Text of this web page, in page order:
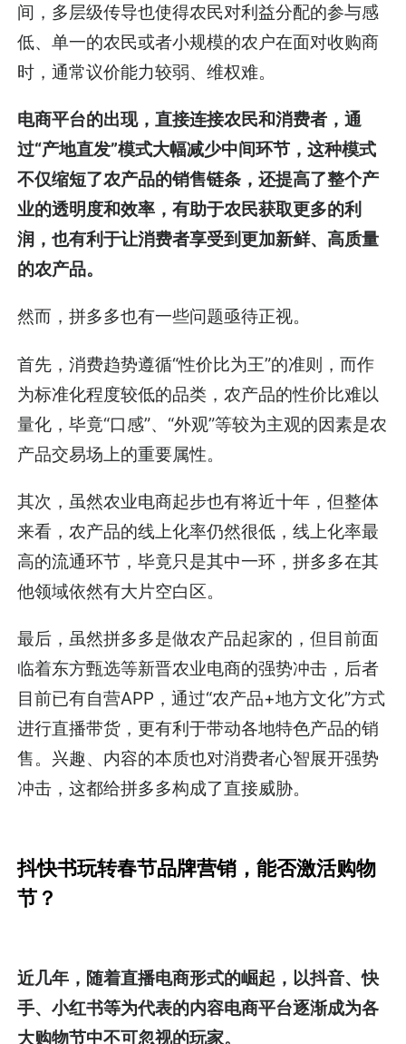
间，多层级传导也使得农民对利益分配的参与感
低、单一的农民或者小规模的农户在面对收购商
时，通常议价能力较弱、维权难。
电商平台的出现，直接连接农民和消费者，通
过“产地直发”模式大幅减少中间环节，这种模式
不仅缩短了农产品的销售链条，还提高了整个产
业的透明度和效率，有助于农民获取更多的利
润，也有利于让消费者享受到更加新鲜、高质量
的农产品。
然而，拼多多也有一些问题亟待正视。
首先，消费趋势遵循“性价比为王”的准则，而作
为标准化程度较低的品类，农产品的性价比难以
量化，毕竟“口感”、“外观”等较为主观的因素是农
产品交易场上的重要属性。
其次，虽然农业电商起步也有将近十年，但整体
来看，农产品的线上化率仍然很低，线上化率最
高的流通环节，毕竟只是其中一环，拼多多在其
他领域依然有大片空白区。
最后，虽然拼多多是做农产品起家的，但目前面
临着东方甄选等新晋农业电商的强势冲击，后者
目前已有自营APP，通过“农产品+地方文化”方式
进行直播带货，更有利于带动各地特色产品的销
售。兴趣、内容的本质也对消费者心智展开强势
冲击，这都给拼多多构成了直接威胁。
抖快书玩转春节品牌营销，能否激活购物
节？
近几年，随着直播电商形式的崛起，以抖音、快
手、小红书等为代表的内容电商平台逐渐成为各
大购物节中不可忽视的玩家。